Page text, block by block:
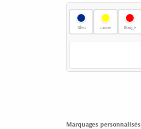
Bleu Jaune Rouge
Marquages personnalisés